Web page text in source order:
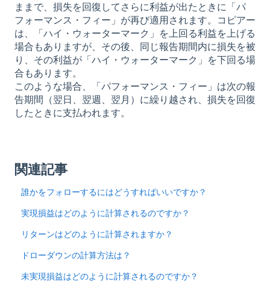
ままで、損失を回復してさらに利益が出たときに「パ
フォーマンス・フィー」が再び適用されます。コピアー
は、「ハイ・ウォーターマーク」を上回る利益を上げる
場合もありますが、その後、同じ報告期間内に損失を被
り、その利益が「ハイ・ウォーターマーク」を下回る場
合もあります。
このような場合、「パフォーマンス・フィー」は次の報
告期間（翌日、翌週、翌月）に繰り越され、損失を回復
したときに支払われます。
関連記事
誰かをフォローするにはどうすればいいですか？
実現損益はどのように計算されるのですか？
リターンはどのように計算されますか？
ドローダウンの計算方法は？
未実現損益はどのように計算されるのですか？